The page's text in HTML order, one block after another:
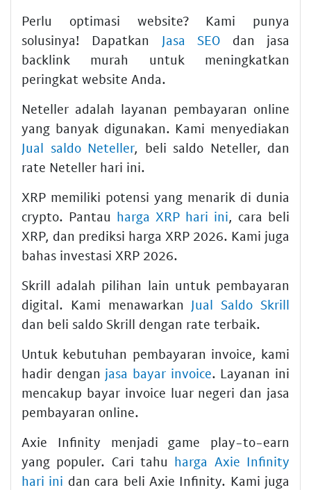
Perlu optimasi website? Kami punya
solusinya! Dapatkan Jasa SEO dan jasa
backlink murah untuk meningkatkan
peringkat website Anda.
Neteller adalah layanan pembayaran online
yang banyak digunakan. Kami menyediakan
Jual saldo Neteller, beli saldo Neteller, dan
rate Neteller hari ini.
XRP memiliki potensi yang menarik di dunia
crypto. Pantau harga XRP hari ini, cara beli
XRP, dan prediksi harga XRP 2026. Kami juga
bahas investasi XRP 2026.
Skrill adalah pilihan lain untuk pembayaran
digital. Kami menawarkan Jual Saldo Skrill
dan beli saldo Skrill dengan rate terbaik.
Untuk kebutuhan pembayaran invoice, kami
hadir dengan jasa bayar invoice. Layanan ini
mencakup bayar invoice luar negeri dan jasa
pembayaran online.
Axie Infinity menjadi game play-to-earn
yang populer. Cari tahu harga Axie Infinity
hari ini dan cara beli Axie Infinity. Kami juga